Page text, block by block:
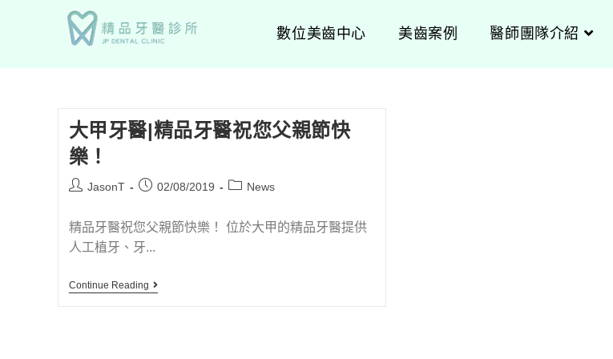
數位美齒中心 美齒案例 醫師團隊介紹
大甲牙醫|精品牙醫祝您父親節快
樂！
JasonT 02/08/2019 News
精品牙醫祝您父親節快樂！ 位於大甲的精品牙醫提供
人工植牙、牙...
Continue Reading